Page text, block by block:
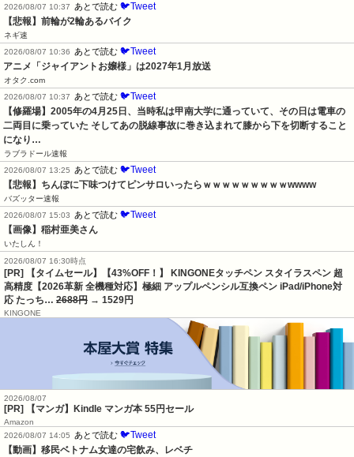
2026/08/07 10:37 あとで読む 🐦Tweet
【悲報】前輪が2輪あるバイク
ネギ速
2026/08/07 10:36 あとで読む 🐦Tweet
アニメ「ジャイアントお嬢様」は2027年1月放送
オタク.com
2026/08/07 10:37 あとで読む 🐦Tweet
【修羅場】2005年の4月25日、当時私は甲南大学に通っていて、その日は電車の
二両目に乗っていた そしてあの脱線事故に巻き込まれて膝から下を切断すること
になり…
ラブラドール速報
2026/08/07 13:25 あとで読む 🐦Tweet
【悲報】ちんぽに下味つけてピンサロいったらｗｗｗｗｗｗｗｗｗwwww
バズッター速報
2026/08/07 15:03 あとで読む 🐦Tweet
【画像】稲村亜美さん
いたしん！
2026/08/07 16:30時点
[PR] 【タイムセール】【43%OFF！】 KINGONEタッチペン スタイラスペン 超
高精度【2026革新 全機種対応】極細 アップルペンシル互換ペン iPad/iPhone対
応 たっち… 2688円 → 1529円
KINGONE
2026/08/07
[PR] 【マンガ】Kindle マンガ本 55円セール
Amazon
2026/08/07 14:05
あとで読む 🐦Tweet
【動画】移民ベトナム女達の宅飲み、レベチ